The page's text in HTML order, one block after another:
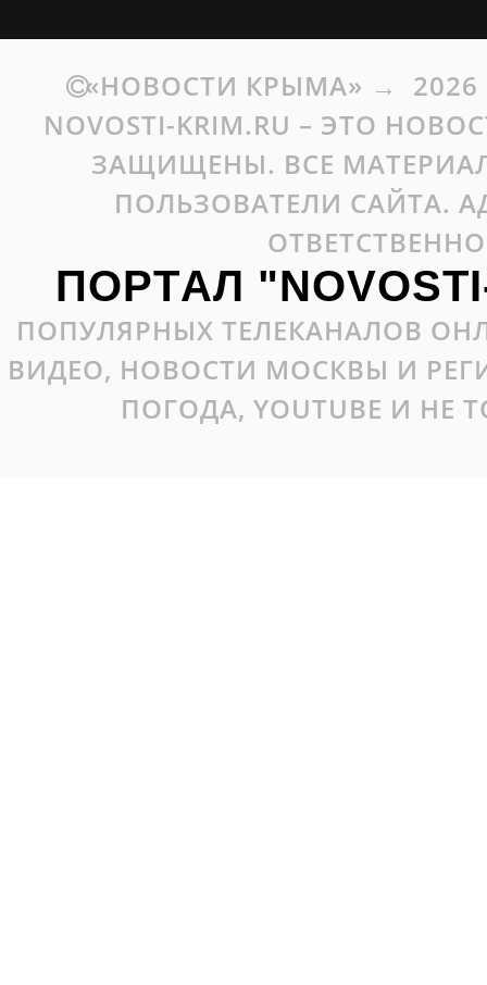
«НОВОСТИ КРЫМА» → 2026
NOVOSTI-KRIM.RU – ЭТО
ЗАЩИЩЕНЫ. ВСЕ
ПОЛЬЗОВАТЕЛИ САЙТА.
ПОРТАЛ
ПОПУЛЯРНЫХ ТЕЛЕКАНАЛОВ
ВИДЕО, НОВОСТИ МОСКВЫ И
ПОГОДА, YOUTUBE И